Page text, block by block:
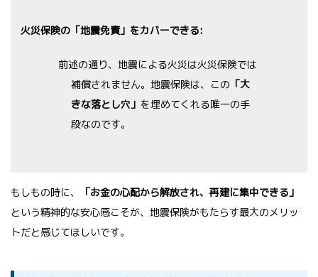
火災保険の「地震免責」をカバーできる:
前述の通り、地震による火災は火災保険では
補償されません。地震保険は、この 「大
きな落とし穴」 を埋めてくれる唯一の手
段なのです。
もしもの時に、
「お金の心配から解放され、再建に集中できる」
という精神的な安心感こそが、地震保険がもたらす最大のメリッ
トだと感じてほしいです。